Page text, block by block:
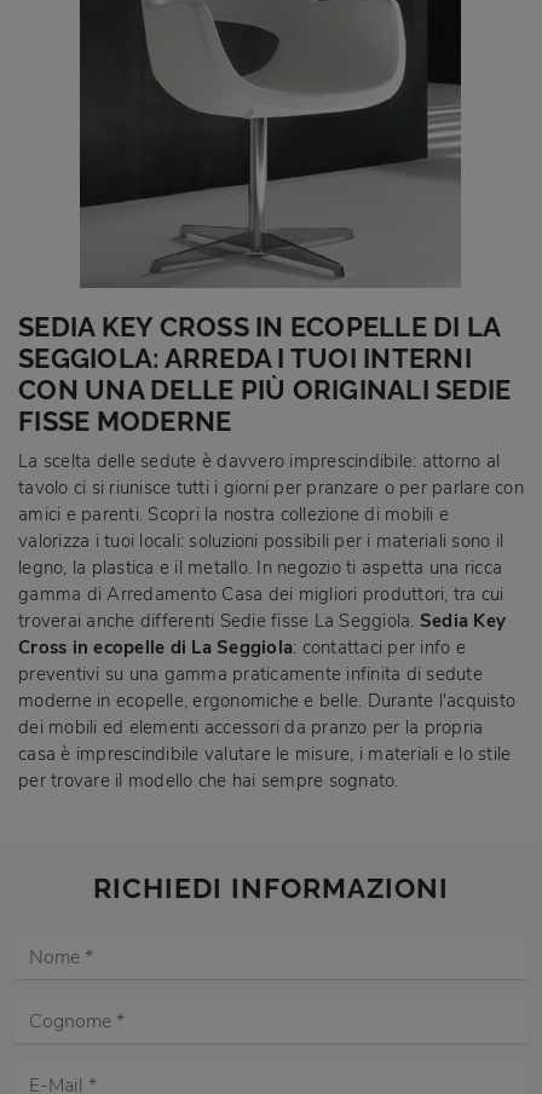
SEDIA KEY CROSS IN ECOPELLE DI LA
SEGGIOLA: ARREDA I TUOI INTERNI
CON UNA DELLE PIÙ ORIGINALI SEDIE
FISSE MODERNE
La scelta delle sedute è davvero imprescindibile: attorno al
tavolo ci si riunisce tutti i giorni per pranzare o per parlare con
amici e parenti. Scopri la nostra collezione di mobili e
valorizza i tuoi locali: soluzioni possibili per i materiali sono il
legno, la plastica e il metallo. In negozio ti aspetta una ricca
gamma di Arredamento Casa dei migliori produttori, tra cui
troverai anche differenti Sedie fisse La Seggiola. Sedia Key
Cross in ecopelle di La Seggiola: contattaci per info e
preventivi su una gamma praticamente infinita di sedute
moderne in ecopelle, ergonomiche e belle. Durante l'acquisto
dei mobili ed elementi accessori da pranzo per la propria
casa è imprescindibile valutare le misure, i materiali e lo stile
per trovare il modello che hai sempre sognato.
RICHIEDI INFORMAZIONI